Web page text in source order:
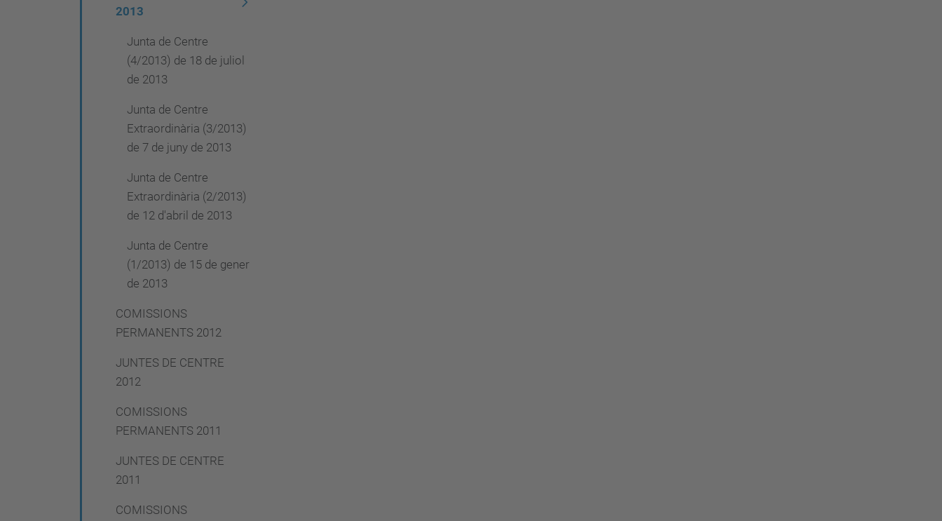
2013
Junta de Centre
(4/2013) de 18 de juliol
de 2013
Junta de Centre
Extraordinària (3/2013)
de 7 de juny de 2013
Junta de Centre
Extraordinària (2/2013)
de 12 d'abril de 2013
Junta de Centre
(1/2013) de 15 de gener
de 2013
COMISSIONS
PERMANENTS 2012
JUNTES DE CENTRE
2012
COMISSIONS
PERMANENTS 2011
JUNTES DE CENTRE
2011
COMISSIONS